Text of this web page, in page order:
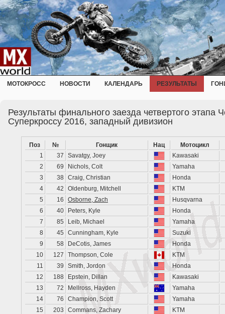
МОТОКРОСС НОВОСТИ КАЛЕНДАРЬ РЕЗУЛЬТАТЫ
Результаты финального заезда четвертого этапа
Суперкроссу 2016, западный дивизион
Поз № Гонщик Нац
Мотоцикл
1
37 Savatgy, Joey
Kawasaki
2
69 Nichols, Colt
Yamaha
3
38 Craig, Christian
Honda
4
42 Oldenburg, Mitchell
KTM
5
16 Osborne, Zach
Husqvarna
6
40 Peters, Kyle
Honda
7
85 Leib, Michael
Yamaha
8
45 Cunningham, Kyle
Suzuki
9
58 DeCotis, James
Honda
10
127 Thompson, Cole
KTM
11
39 Smith, Jordon
Honda
12
188 Epstein, Dillan
Kawasaki
13
72 Mellross, Hayden
Yamaha
14
76 Champion, Scott
Yamaha
15
203 Commans, Zachary
KTM